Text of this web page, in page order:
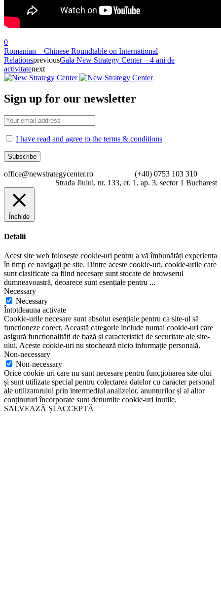
0
Romanian – Chinese Roundtable on International
RelationspreviousGala New Strategy Center – 4 ani de
activitatenext
Sign up for our newsletter
I have read and agree to the terms & conditions
office@newstrategycenter.ro (+40) 0753 103 310
Strada Jiului, nr. 133, et. 1, ap. 3, sector 1 Bucharest
Închide
Detalii
Acest site web folosește cookie-uri pentru a vă îmbunătăți experiența
în timp ce navigați pe site. Dintre aceste cookie-uri, cookie-urile care
sunt clasificate ca fiind necesare sunt stocate de browserul
dumneavoastră, deoarece sunt esențiale pentru ...
Necessary
Necessary
Întotdeauna activate
Cookie-urile necesare sunt absolut esențiale pentru ca site-ul să
funcționeze corect. Această categorie include numai cookie-uri care
asigură funcționalități de bază și caracteristici de securitate ale site-
ului. Aceste cookie-uri nu stochează nicio informație personală.
Non-necessary
Non-necessary
Orice cookie-uri care nu sunt necesare pentru funcționarea site-ului
și sunt utilizate special pentru colectarea datelor cu caracter personal
ale utilizatorului prin intermediul analizelor, anunțurilor și al altor
conținuturi încorporate sunt denumite cookie-uri inutile.
SALVEAZĂ ȘI ACCEPTĂ